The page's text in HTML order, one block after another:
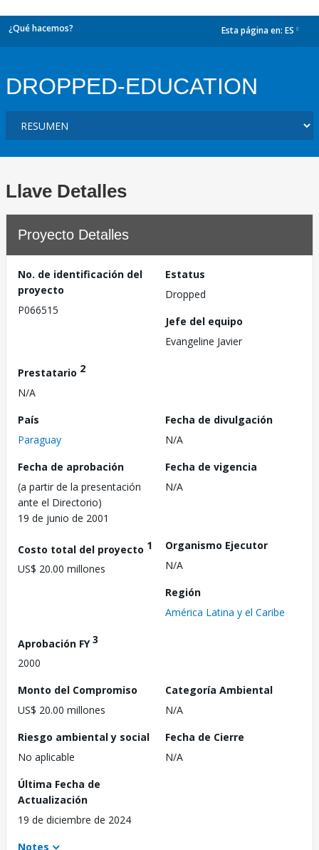
¿Qué hacemos? Esta página en: ES
DROPPED-EDUCATION
Llave Detalles
Proyecto Detalles
No. de identificación del
proyecto
P066515
Estatus
Dropped
Jefe del equipo
Evangeline Javier
Prestatario 2
N/A
País
Paraguay
Fecha de divulgación
N/A
Fecha de aprobación
(a partir de la presentación
ante el Directorio)
19 de junio de 2001
Fecha de vigencia
N/A
Costo total del proyecto 1
US$ 20.00 millones
Organismo Ejecutor
N/A
Región
América Latina y el Caribe
Aprobación FY3
2000
Monto del Compromiso
US$ 20.00 millones
Categoría Ambiental
N/A
Riesgo ambiental y social
No aplicable
Fecha de Cierre
N/A
Última Fecha de
Actualización
19 de diciembre de 2024
Notes